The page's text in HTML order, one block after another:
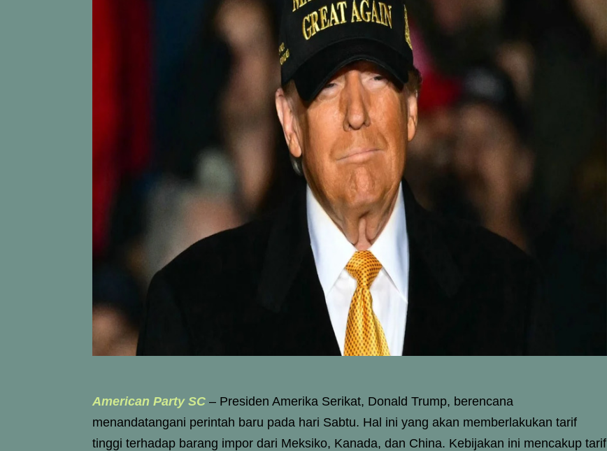
American Party SC – Presiden Amerika Serikat, Donald Trump, berencana
menandatangani perintah baru pada hari Sabtu. Hal ini yang akan memberlakukan tarif
tinggi terhadap barang impor dari Meksiko, Kanada, dan China. Kebijakan ini mencakup tarif